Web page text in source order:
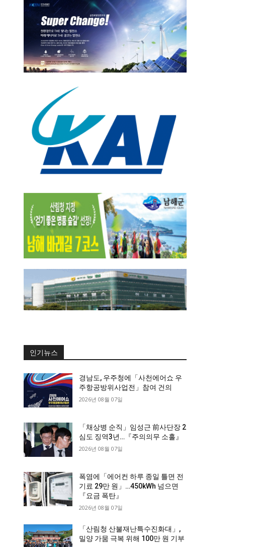
인기뉴스
경남도, 우주청에「사천에어쇼 우
주항공방위사업전」참여 건의
2026년 08월 07일
「채상병 순직」임성근 前사단장 2
심도 징역3년…『주의의무 소홀』
2026년 08월 07일
폭염에「에어컨 하루 종일 틀면 전
기료 29만 원」…450kWh 넘으면
『요금 폭탄』
2026년 08월 07일
「산림청 산불재난특수진화대」,
밀양 가뭄 극복 위해 100만 원 기부